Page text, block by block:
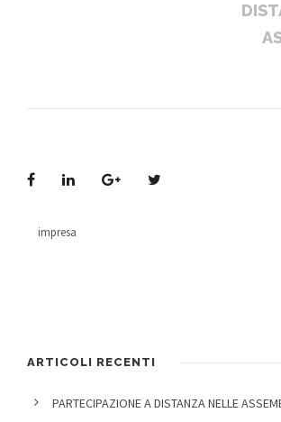
impresa
ARTICOLI RECENTI
PARTECIPAZIONE A DISTANZA NELLE